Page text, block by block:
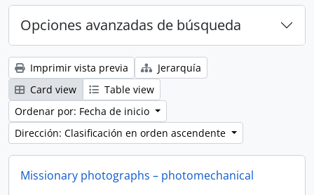
Opciones avanzadas de búsqueda
Imprimir vista previa
Jerarquía
Card view
Table view
Ordenar por: Fecha de inicio
Dirección: Clasificación en orden ascendente
Missionary photographs – photomechanical